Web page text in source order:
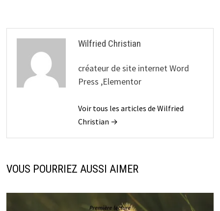
Wilfried Christian
créateur de site internet Word
Press ,Elementor
Voir tous les articles de Wilfried
Christian →
VOUS POURRIEZ AUSSI AIMER